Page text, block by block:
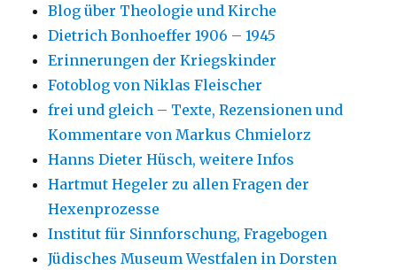
Blog über Theologie und Kirche
Dietrich Bonhoeffer 1906 – 1945
Erinnerungen der Kriegskinder
Fotoblog von Niklas Fleischer
frei und gleich – Texte, Rezensionen und
Kommentare von Markus Chmielorz
Hanns Dieter Hüsch, weitere Infos
Hartmut Hegeler zu allen Fragen der
Hexenprozesse
Institut für Sinnforschung, Fragebogen
Jüdisches Museum Westfalen in Dorsten